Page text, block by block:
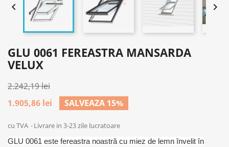
 
GLU 0061 FEREASTRA MANSARDA
VELUX
2.242,19 lei
1.905,86 lei
SALVEAZA 15%
cu TVA Livrare in 3-23 zile lucratoare
GLU 0061 este fereastra noastră cu miez de lemn învelit în